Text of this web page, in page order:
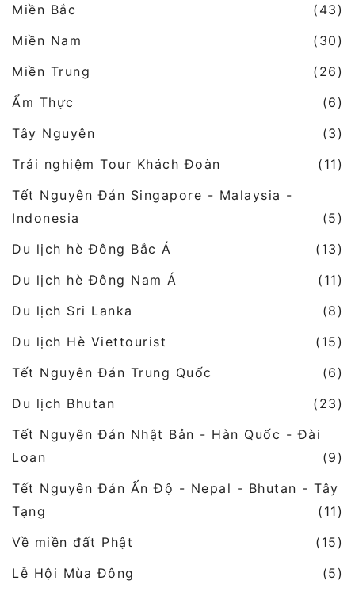
Miền Bắc
(43)
Miền Nam
(30)
Miền Trung
(26)
Ẩm Thực
(6)
Tây Nguyên
(3)
Trải nghiệm Tour Khách Đoàn
(11)
Tết Nguyên Đán Singapore - Malaysia -
Indonesia
(5)
Du lịch hè Đông Bắc Á
(13)
Du lịch hè Đông Nam Á
(11)
Du lịch Sri Lanka
(8)
Du lịch Hè Viettourist
(15)
Tết Nguyên Đán Trung Quốc
(6)
Du lịch Bhutan
(23)
Tết Nguyên Đán Nhật Bản - Hàn Quốc - Đài
Loan
(9)
Tết Nguyên Đán Ấn Độ - Nepal - Bhutan - Tây
Tạng
(11)
Về miền đất Phật
(15)
Lễ Hội Mùa Đông
(5)